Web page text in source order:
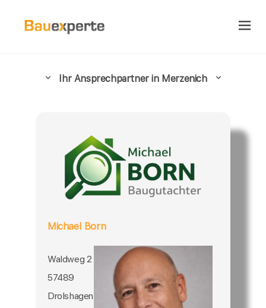
Ihr Ansprechpartner in Merzenich
Michael Born
Waldweg 2
57489
Drolshagen